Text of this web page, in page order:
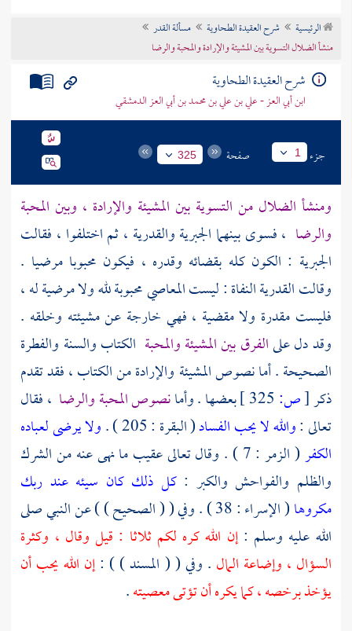
تراجم الأعلام
الرئيسية شرح العقيدة الطحاوية
مسألة القدر
منشأ الضلال التسوية بين المشيئة والإرادة والمحبة والرضا
شرح العقيدة الطحاوية
ابن أبي العز - علي بن علي بن محمد بن أبي العز الدمشقي
جزء 1 صفحة 325
ومنشأ الضلال من التسوية بين المشيئة والإرادة ، وبين المحبة
والرضا ، فسوى بينهما الجبريةوالقدرية ، ثم اختلفوا ، فقالت
الجبرية : الكون كله بقضائه وقدره ، فيكون محبوبا مرضيا .
وقالتالقدريةالنفاة : ليست المعاصي محبوبة لله ولا مرضية له ،
فليست مقدرة ولا مقضية ، فهي خارجة عن مشيئته وخلقه .
وقد دل علىالفرق بين المشيئة والمحبة الكتاب والسنة والفطرة
الصحيحة . أما نصوص المشيئة والإرادة من الكتاب ، فقد تقدم
ذكر[ص: بعضها . وأمانصوص المحبة والرضا ، فقال
تعالى :والله لا يحب الفساد( البقرة : 205 ) .
ولا يرضى لعباده
الكفر
( الزمر : 7 ) . وقال تعالى عقيب ما نهى عنه من الشرك
والظلم والفواحش والكبر :كل ذلك كان سيئه عند ربك
مكروها
( الإسراء : 38 ) . وفي ( ( الصحيح ) ) عن النبي صلى
الله عليه وسلم :إن الله كره لكم ثلاثا : قيل وقال ، وكثرة
السؤال ، وإضاعة المال . وفي ( ( المسند ) ) :إن الله يحب أن
يؤخذ برخصه ، كما يكره أن تؤتى معصيته.